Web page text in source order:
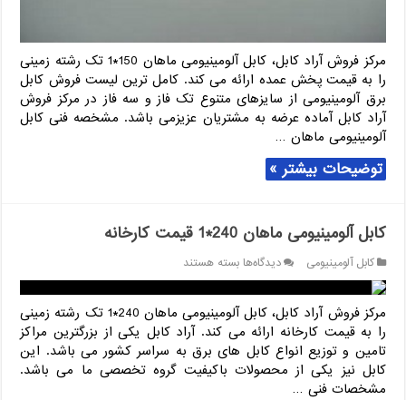
مرکز فروش آراد کابل، کابل آلومینیومی ماهان 150*1 تک رشته زمینی
را به قیمت پخش عمده ارائه می کند. کامل ترین لیست فروش کابل
برق آلومینیومی از سایزهای متنوع تک فاز و سه فاز در مرکز فروش
آراد کابل آماده عرضه به مشتریان عزیزمی باشد. مشخصه فنی کابل
آلومینیومی ماهان …
توضیحات بیشتر »
کابل آلومینیومی ماهان 240*1 قیمت کارخانه
کابل آلومینیومی دیدگاه‌هابرای
کابل
آلومینیومی
ماهان
240*1
قیمت
کارخانه
بسته هستند
مرکز فروش آراد کابل، کابل آلومینیومی ماهان 240*1 تک رشته زمینی
را به قیمت کارخانه ارائه می کند. آراد کابل یکی از بزرگترین مراکز
تامین و توزیع انواع کابل های برق به سراسر کشور می باشد. این
کابل نیز یکی از محصولات باکیفیت گروه تخصصی ما می باشد.
مشخصات فنی …